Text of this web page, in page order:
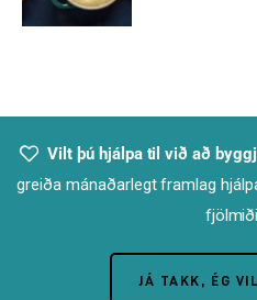
Vilt þú hjálpa til við að
greiða mánaðarlegt framlag
JÁ TAKK, ÉG